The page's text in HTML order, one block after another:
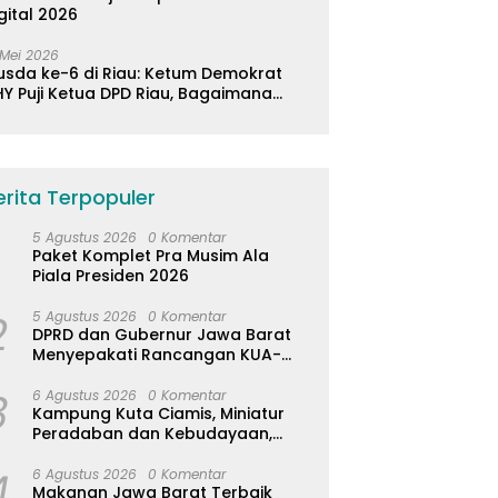
2026
2026
ke-6 di Riau: Ketum Demokrat
Puji Ketua DPD Riau, Bagaimana
Terpopuler
5 Agustus 2026 0 Komentar
Paket Komplet Pra Musim Ala
Piala Presiden 2026
5 Agustus 2026 0 Komentar
DPRD dan Gubernur Jawa Barat
Menyepakati Rancangan KUA-
6 Agustus 2026 0 Komentar
Kampung Kuta Ciamis, Miniatur
Peradaban dan Kebudayaan,
Dijaga
6 Agustus 2026 0 Komentar
Makanan Jawa Barat Terbaik